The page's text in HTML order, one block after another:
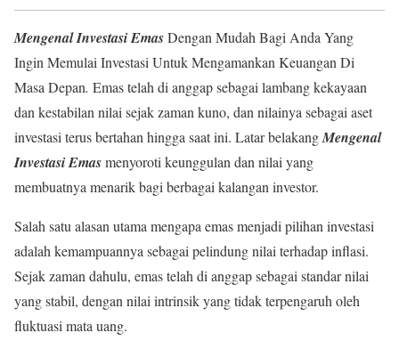
Mengenal Investasi EmasDengan Mudah Bagi Anda Yang
Ingin Memulai Investasi Untuk Mengamankan Keuangan Di
Masa Depan. Emas telah di anggap sebagai lambang kekayaan
dan kestabilan nilai sejak zaman kuno, dan nilainya sebagai aset
investasi terus bertahan hingga saat ini. Latar belakangMengenal
Investasi Emasmenyoroti keunggulan dan nilai yang
membuatnya menarik bagi berbagai kalangan investor.
Salah satu alasan utama mengapa emas menjadi pilihan investasi
adalah kemampuannya sebagai pelindung nilai terhadap inflasi.
Sejak zaman dahulu, emas telah di anggap sebagai standar nilai
yang stabil, dengan nilai intrinsik yang tidak terpengaruh oleh
fluktuasi mata uang.